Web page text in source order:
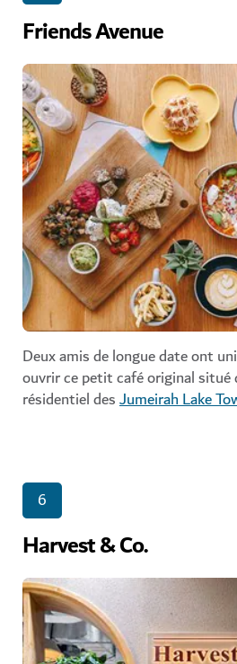
Friends Avenue
Deux amis de longue date ont
ouvrir ce petit café original situé
résidentiel desJumeirah Lake
6
Harvest & Co.